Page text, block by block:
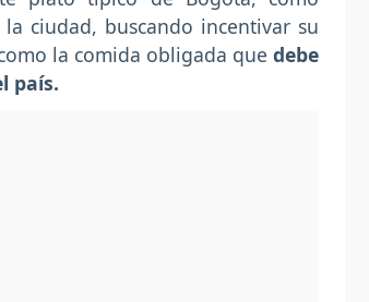
ciudad, buscando incentivar su
la comida obligada que debe
país.